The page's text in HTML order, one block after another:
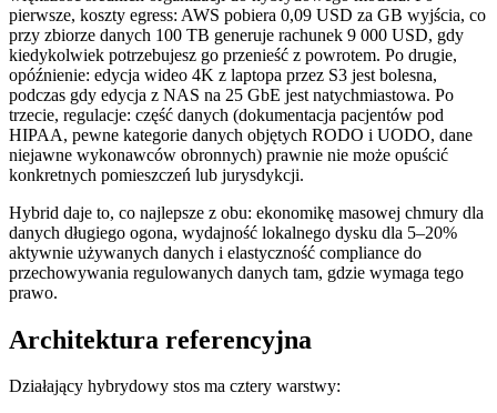
pierwsze, koszty egress: AWS pobiera 0,09 USD za GB wyjścia, co
przy zbiorze danych 100 TB generuje rachunek 9 000 USD, gdy
kiedykolwiek potrzebujesz go przenieść z powrotem. Po drugie,
opóźnienie: edycja wideo 4K z laptopa przez S3 jest bolesna,
podczas gdy edycja z NAS na 25 GbE jest natychmiastowa. Po
trzecie, regulacje: część danych (dokumentacja pacjentów pod
HIPAA, pewne kategorie danych objętych RODO i UODO, dane
niejawne wykonawców obronnych) prawnie nie może opuścić
konkretnych pomieszczeń lub jurysdykcji.
Hybrid daje to, co najlepsze z obu: ekonomikę masowej chmury dla
danych długiego ogona, wydajność lokalnego dysku dla 5–20%
aktywnie używanych danych i elastyczność compliance do
przechowywania regulowanych danych tam, gdzie wymaga tego
prawo.
Architektura referencyjna
Działający hybrydowy stos ma cztery warstwy: